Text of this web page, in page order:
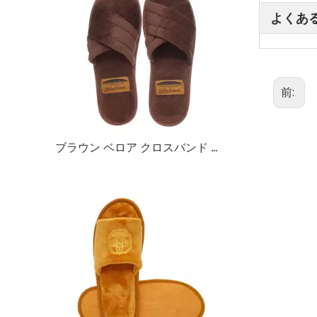
ブラウン ベロア クロスバンド ホテル スリッパ – 快適なスライド スパ ゲスト スリッパのバルク供給およびカスタム メーカー
よくあ
前: